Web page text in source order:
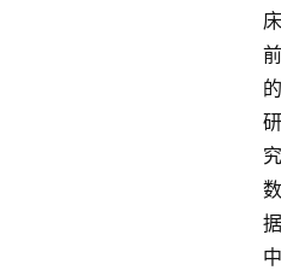
床
前
的
研
究
数
据
中